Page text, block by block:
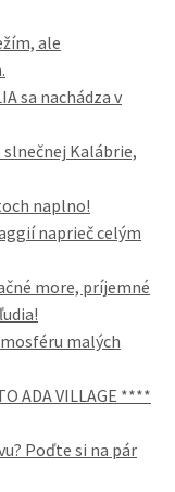
ale
sa nachádza v
Kalábrie,
naplno!
naprieč celým
more, príjemné
malých
ADA VILLAGE ****
Poďte si na pár